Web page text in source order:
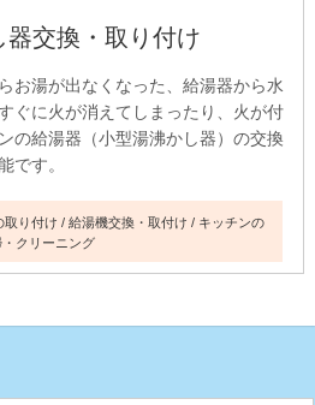
交換・取り付け
お湯が出なくなった、給湯器から水
ぐに火が消えてしまったり、火が付
の給湯器（小型湯沸かし器）の交換
です。
取り付け 給湯機交換・取付け
キッチンの
クリーニング